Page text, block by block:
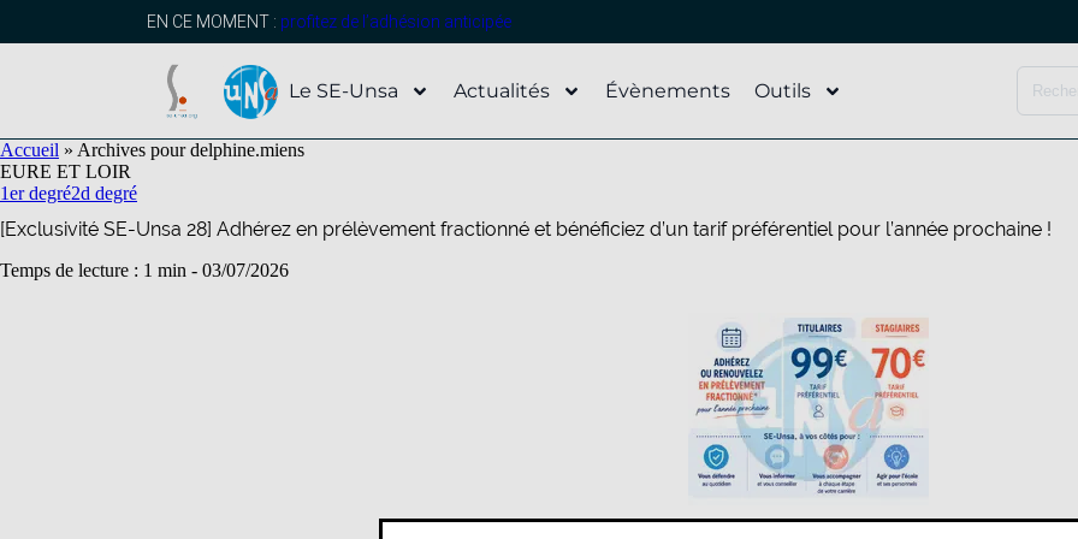
EN CE MOMENT : profitez de l’adhésion anticipée
Le SE-Unsa Actualités Évènements Outils
Accueil » Archives pour delphine.miens
EURE ET LOIR
1er degré2d degré
[Exclusivité SE-Unsa 28] Adhérez en prélèvement fractionné et bénéficiez d’un tarif préférentiel pour l’année prochaine !
Temps de lecture : 1 min - 03/07/2026